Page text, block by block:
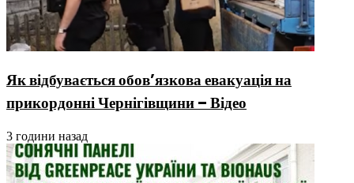
Як відбувається обов’язкова евакуація на
прикордонні Чернігівщини – Відео
3 години назад